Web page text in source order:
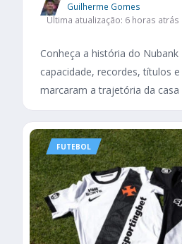
Guilherme Gomes
Última atualização: 6 horas atrás
Conheça a história do Nubank
capacidade, recordes, títulos
marcaram a trajetória da casa
FUTEBOL